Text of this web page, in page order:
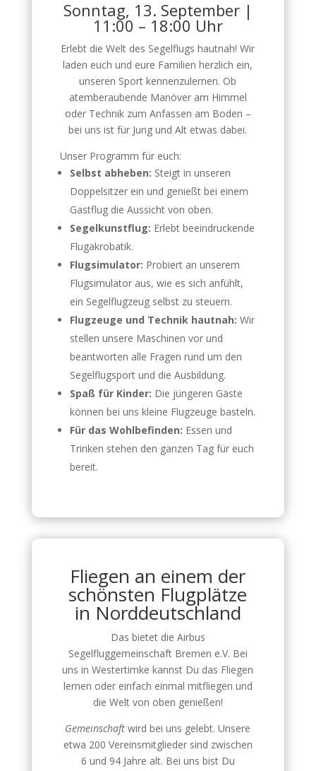
Sonntag, 13. September |
11:00 – 18:00 Uhr
Erlebt die Welt des Segelflugs hautnah! Wir
laden euch und eure Familien herzlich ein,
unseren Sport kennenzulernen. Ob
atemberaubende Manöver am Himmel
oder Technik zum Anfassen am Boden –
bei uns ist für Jung und Alt etwas dabei.
Unser Programm für euch:
Selbst abheben: Steigt in unseren
Doppelsitzer ein und genießt bei einem
Gastflug die Aussicht von oben.
Segelkunstflug: Erlebt beeindruckende
Flugakrobatik.
Flugsimulator: Probiert an unserem
Flugsimulator aus, wie es sich anfühlt,
ein Segelflugzeug selbst zu steuern.
Flugzeuge und Technik hautnah: Wir
stellen unsere Maschinen vor und
beantworten alle Fragen rund um den
Segelflugsport und die Ausbildung.
Spaß für Kinder: Die jüngeren Gäste
können bei uns kleine Flugzeuge basteln.
Für das Wohlbefinden: Essen und
Trinken stehen den ganzen Tag für euch
bereit.
Fliegen an einem der
schönsten Flugplätze
in Norddeutschland
Das bietet die Airbus
Segelfluggemeinschaft Bremen e.V. Bei
uns in Westertimke kannst Du das Fliegen
lernen oder einfach einmal mitfliegen und
die Welt von oben genießen!
Gemeinschaft wird bei uns gelebt. Unsere
etwa 200 Vereinsmitglieder sind zwischen
6 und 94 Jahre alt. Bei uns bist Du